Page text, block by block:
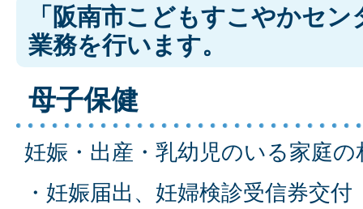
「阪南市こどもすこやかセ
業務を行います。
母子保健
妊娠・出産・乳幼児のいる家庭の
・妊娠届出、妊婦検診受信券交付